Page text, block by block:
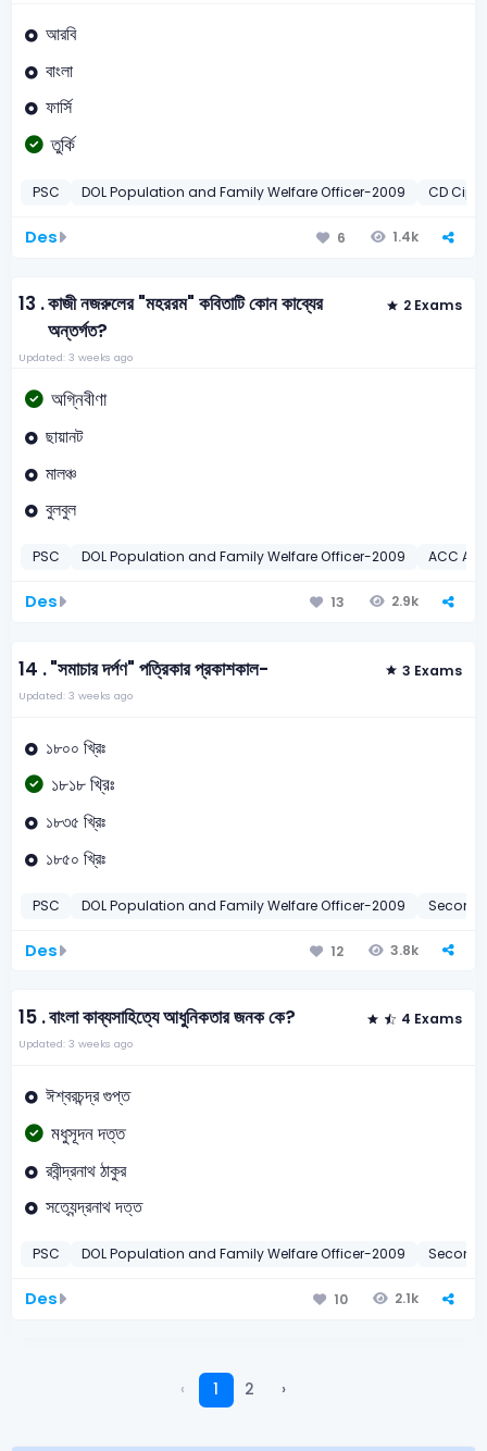
আরবি
বাংলা
ফার্সি
তুর্কি
PSC DOL Population and Family Welfare Officer-2009 CD
Des 6 1.4k
13 .কাজী নজরুলের "মহররম" কবিতাটি কোন কাব্যের
অন্তর্গত?
2 Exams
Updated: 3 weeks ago
অগ্নিবীণা
ছায়ানট
মালঞ্চ
বুলবুল
PSC DOL Population and Family Welfare Officer-2009 ACC
Des 13 2.9k
14 ."সমাচার দর্পণ" পত্রিকার প্রকাশকাল- 3 Exams
Updated: 3 weeks ago
১৮০০ খ্রিঃ
১৮১৮ খ্রিঃ
১৮৩৫ খ্রিঃ
১৮৫০ খ্রিঃ
PSC DOL Population and Family Welfare Officer-2009
Des 12 3.8k
15 .বাংলা কাব্যসাহিত্যে আধুনিকতার জনক কে? 4 Exams
Updated: 3 weeks ago
ঈশ্বরচন্দ্র গুপ্ত
মধুসূদন দত্ত
রবীন্দ্রনাথ ঠাকুর
সত্যেন্দ্রনাথ দত্ত
PSC DOL Population and Family Welfare Officer-2009
Des 10 2.1k
‹ 1 2 ›